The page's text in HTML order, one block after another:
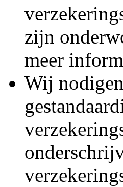
zijn
meer
Wij